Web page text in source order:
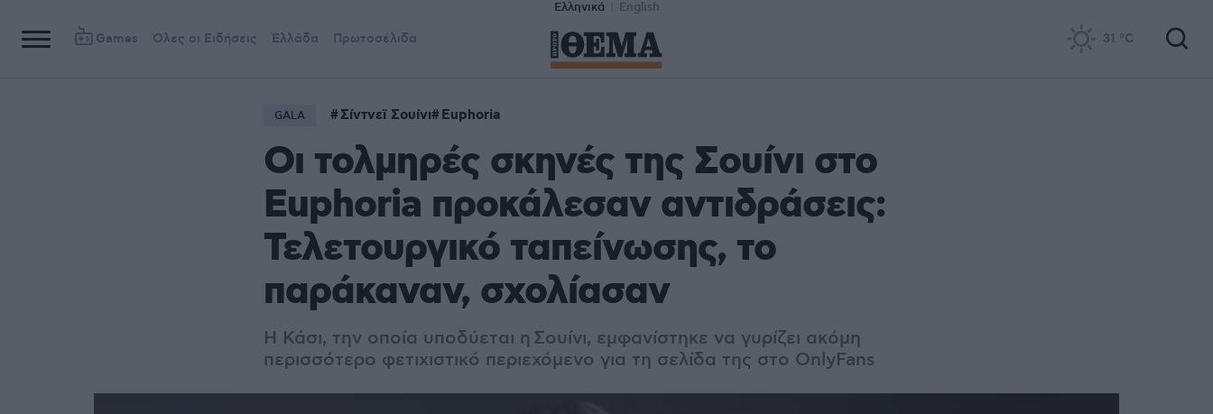
Ελληνικά English
Games Όλες οι Ειδήσεις Ελλάδα Πρωτοσέλιδα 31 °C
GALA Σίντνεϊ Σουίνι Euphoria
Οι τολμηρές σκηνές της Σουίνι στο
Euphoria προκάλεσαν αντιδράσεις:
Τελετουργικό ταπείνωσης, το
παράκαναν, σχολίασαν
Η Κάσι, την οποία υποδύεται η Σουίνι, εμφανίστηκε να γυρίζει ακόμη
περισσότερο φετιχιστικό περιεχόμενο για τη σελίδα της στο OnlyFans